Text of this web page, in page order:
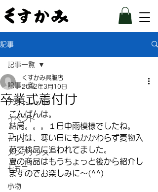
記事
記事一覧
アウトレット
イベント
コート
メンテナンス
七五三
小物
記事一覧
卒業式着付け
くすかみ呉服店
2012年3月10日
こんばんは。
結局。。。１日中雨模様でしたね。
店内は、寒い日にもかかわらず夏物入
荷で検品に追われてました。
夏の商品はもうちょっと後から紹介し
ますのでお楽しみに～(^^)
–